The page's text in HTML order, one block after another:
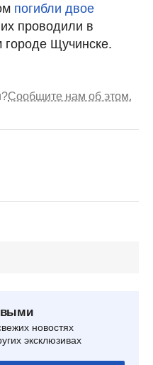
погибли двое
проводили в
городе Щучинске.
Сообщите нам об этом.
новостях
эксклюзивах